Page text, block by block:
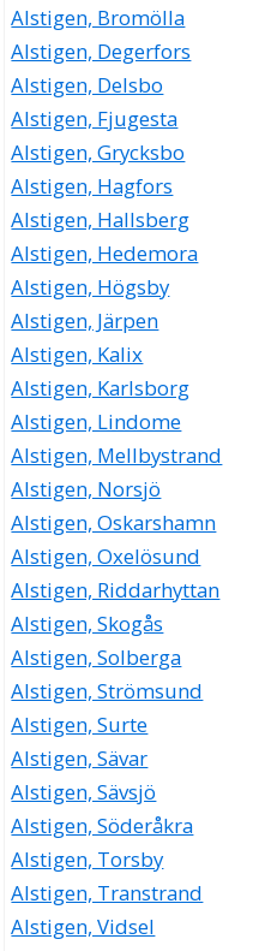
Alstigen, Bromölla
Alstigen, Degerfors
Alstigen, Delsbo
Alstigen, Fjugesta
Alstigen, Grycksbo
Alstigen, Hagfors
Alstigen, Hallsberg
Alstigen, Hedemora
Alstigen, Högsby
Alstigen, Järpen
Alstigen, Kalix
Alstigen, Karlsborg
Alstigen, Lindome
Alstigen, Mellbystrand
Alstigen, Norsjö
Alstigen, Oskarshamn
Alstigen, Oxelösund
Alstigen, Riddarhyttan
Alstigen, Skogås
Alstigen, Solberga
Alstigen, Strömsund
Alstigen, Surte
Alstigen, Sävar
Alstigen, Sävsjö
Alstigen, Söderåkra
Alstigen, Torsby
Alstigen, Transtrand
Alstigen, Vidsel